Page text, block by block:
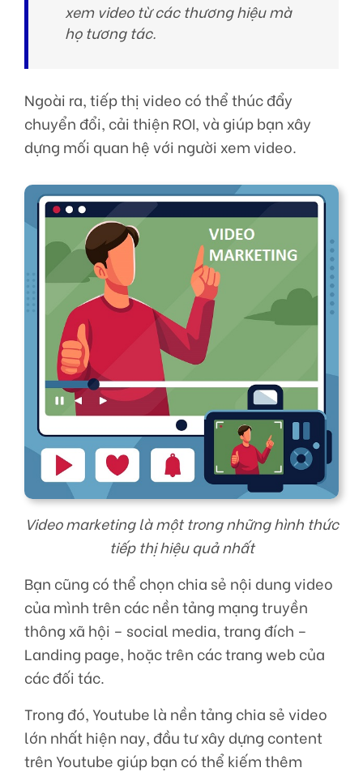
xem video từ các thương hiệu mà
họ tương tác.
Ngoài ra, tiếp thị video có thể thúc đẩy
chuyển đổi, cải thiện ROI, và giúp bạn xây
dựng mối quan hệ với người xem video.
Video marketing là một trong những hình thức
tiếp thị hiệu quả nhất
Bạn cũng có thể chọn chia sẻ nội dung video
của mình trên các nền tảng mạng truyền
thông xã hội – social media, trang đích –
Landing page, hoặc trên các trang web của
các đối tác.
Trong đó, Youtube là nền tảng chia sẻ video
lớn nhất hiện nay, đầu tư xây dựng content
trên Youtube giúp bạn có thể kiếm thêm